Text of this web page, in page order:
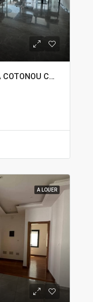
APPARTEMENT À LOUER À COTONOU COCOTIERS
A LOUER